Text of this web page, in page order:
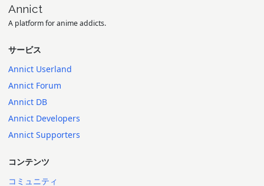
Annict
A platform for anime addicts.
サービス
Annict Userland
Annict Forum
Annict DB
Annict Developers
Annict Supporters
コンテンツ
コミュニティ